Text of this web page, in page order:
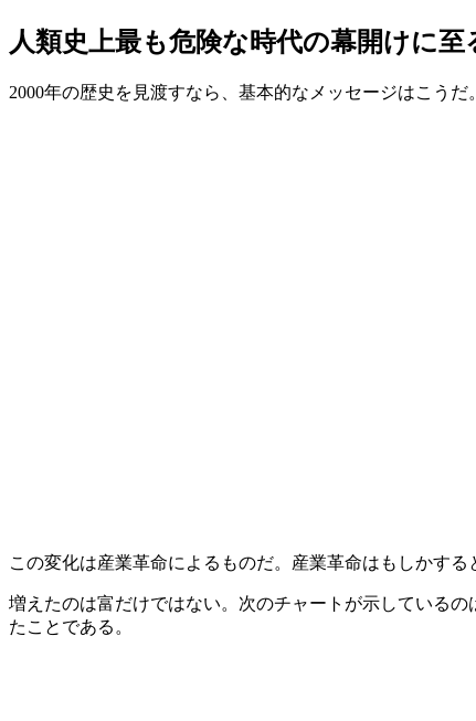
人類史上最も危険な時代の幕開けに
2000年の歴史を見渡すなら、基本的なメッセージはこう
この変化は産業革命によるものだ。産業革命はもしかする
増えたのは富だけではない。次のチャートが示している
たことである。